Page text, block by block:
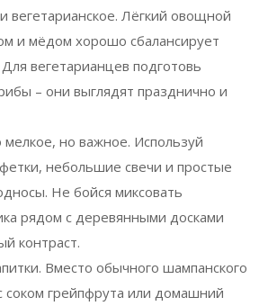
вегетарианское. Лёгкий овощной
и мёдом хорошо сбалансирует
вегетарианцев подготовь
– они выглядят празднично и
но важное. Используй
небольшие свечи и простые
Не бойся миксовать
рядом с деревянными досками
контраст.
Вместо обычного шампанского
соком грейпфрута или домашний